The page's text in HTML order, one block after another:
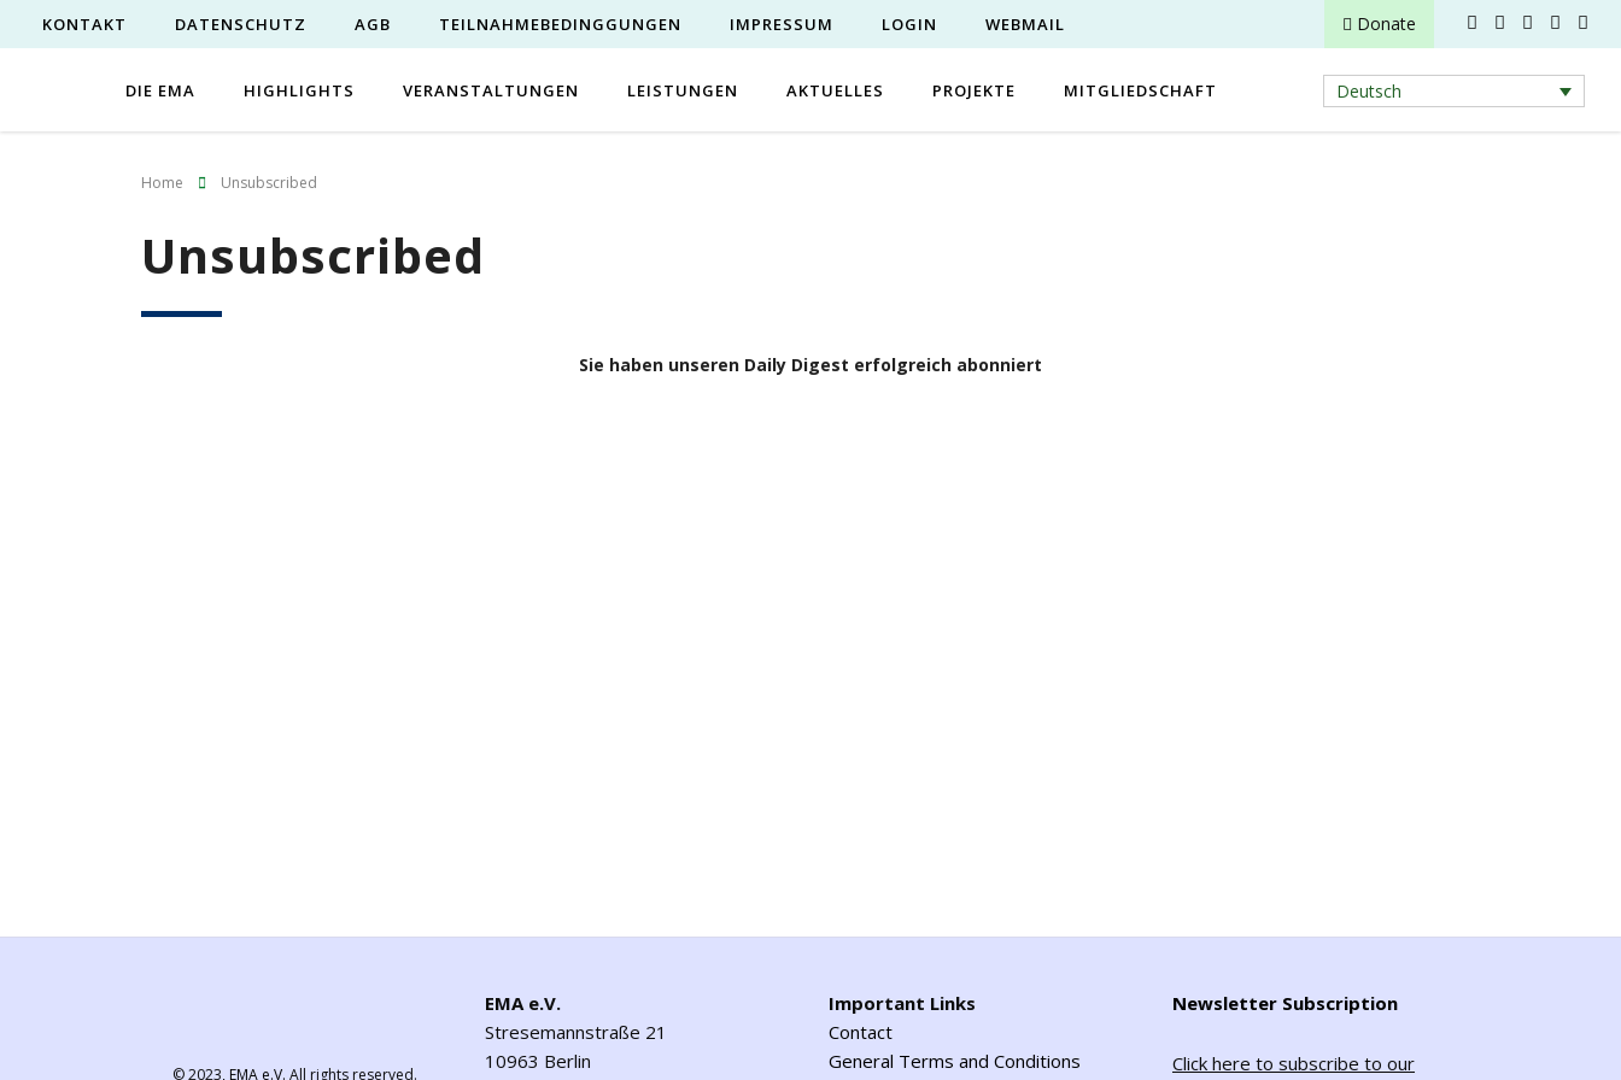
KONTAKT DATENSCHUTZ AGB TEILNAHMEBEDINGGUNGEN IMPRESSUM LOGIN WEBMAIL Donate
DIE EMA HIGHLIGHTS VERANSTALTUNGEN LEISTUNGEN AKTUELLES PROJEKTE MITGLIEDSCHAFT Deutsch
Home Unsubscribed
Unsubscribed
Sie haben unseren Daily Digest erfolgreich abonniert
© 2023,EMA e.V. All rights reserved.
EMA e.V.
Stresemannstraße 21
10963 Berlin
Important Links
Contact
General Terms and Conditions
Newsletter Subscription
Click here to subscribe to our